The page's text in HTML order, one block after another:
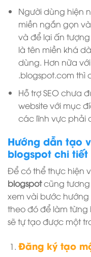
Người dùng hiện
miền ngắn gọn
và để lại ấn
là tên miền khá
dùng. Hơn nữa
.blogspot.com thì
Hỗ trợ SEO chưa
website với mục
các lĩnh vực phải
Hướng dẫn tạo
blogspot chi tiết
Để có thể thực hiện
blogspotcũng tương
xem vài bước
theo đó để làm
sẽ tự tạo được một
Đăng ký tạo